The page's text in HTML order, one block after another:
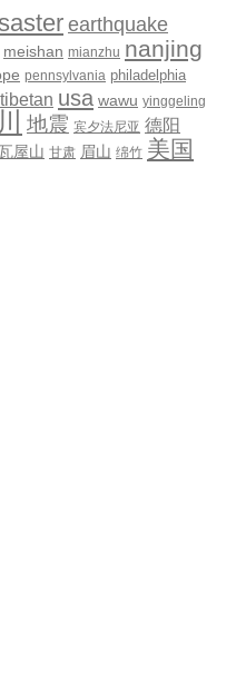
earthquake
meishan mianzhu nanjing
pennsylvania philadelphia
tibetan usa wawu yinggeling
地震 宾夕法尼亚 德阳
屋山 甘肃 眉山 绵竹 美国